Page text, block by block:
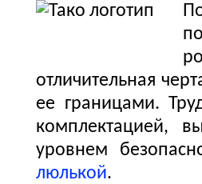
отличительная
ее границами.
комплектацией,
уровнем
люлькой.